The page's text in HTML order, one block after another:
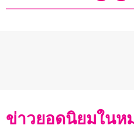
ข่าวยอดนิยมในห